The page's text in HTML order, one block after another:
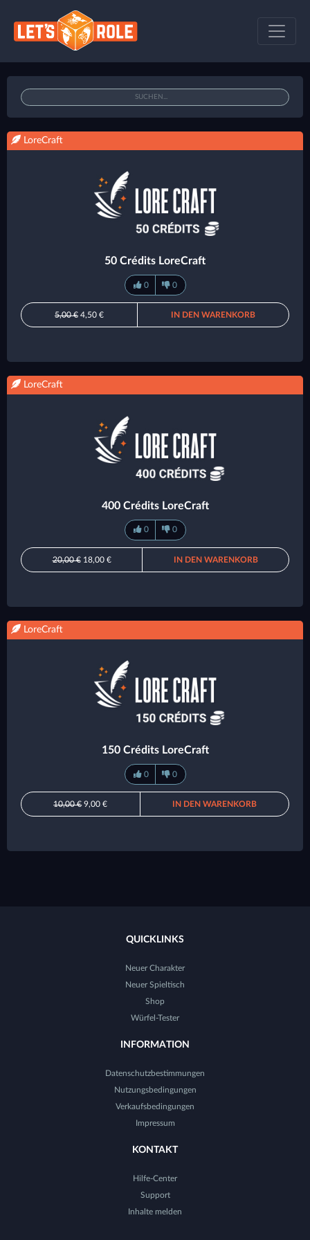
LoreCraft
50 Crédits LoreCraft
0 0
5,00 € 4,50 € IN DEN WARENKORB
LoreCraft
400 Crédits LoreCraft
0 0
20,00 €18,00 € IN DEN WARENKORB
LoreCraft
150 Crédits LoreCraft
0 0
10,00 €9,00 € IN DEN WARENKORB
QUICKLINKS
Neuer Charakter
Neuer Spieltisch
Shop
Würfel-Tester
INFORMATION
Datenschutzbestimmungen
Nutzungsbedingungen
Verkaufsbedingungen
Impressum
KONTAKT
Hilfe-Center
Support
Inhalte melden